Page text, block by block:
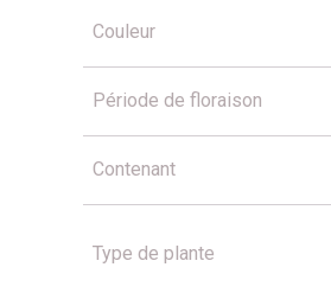
Couleur
Période de floraison
Contenant
Type de plante